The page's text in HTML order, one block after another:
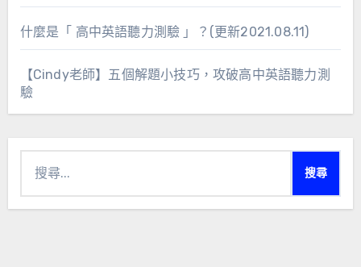
什麼是「 高中英語聽力測驗 」？(更新2021.08.11)
【Cindy老師】五個解題小技巧，攻破高中英語聽力測
驗
關